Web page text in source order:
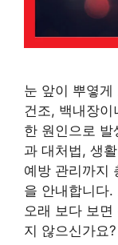
눈 앞이 뿌옇
건조, 백내장
한 원인으로 발
과 대처법, 생
예방 관리까지
을 안내합니다
오래 보다 보면
지 않으신가요